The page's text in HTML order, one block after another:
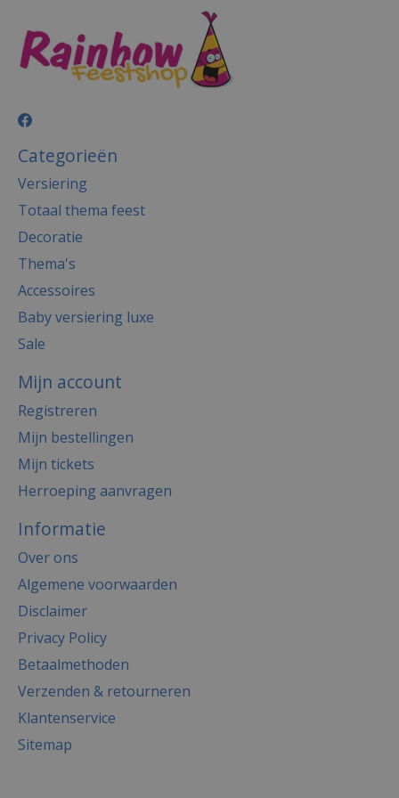
Categorieën
Versiering
Totaal thema feest
Decoratie
Thema's
Accessoires
Baby versiering luxe
Sale
Mijn account
Registreren
Mijn bestellingen
Mijn tickets
Herroeping aanvragen
Informatie
Over ons
Algemene voorwaarden
Disclaimer
Privacy Policy
Betaalmethoden
Verzenden & retourneren
Klantenservice
Sitemap